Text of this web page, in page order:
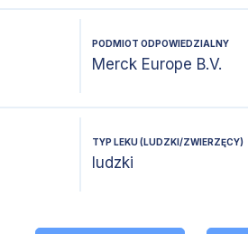
PODMIOT ODPOWIEDZIALNY
Merck Europe B.V.
TYP LEKU (LUDZKI/ZWIERZĘCY)
ludzki